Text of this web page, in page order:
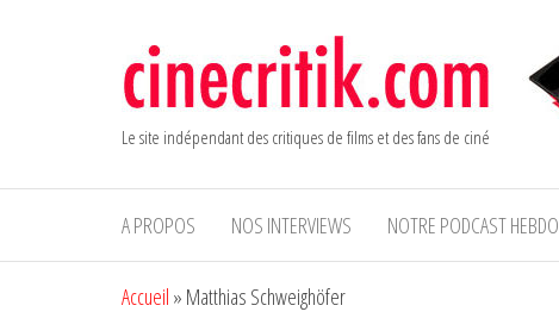
Le site indépendant des critiques de films et des fans de ciné
A PROPOS NOS INTERVIEWS NOTRE PODCAST HEBDO
Accueil » Matthias Schweighöfer